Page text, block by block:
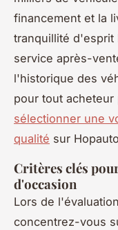
financement et la
tranquillité d'esprit
service après-
l'historique des
pour tout
sélectionner une
qualité sur
Critères clés
d'occasion
Lors de
concentrez-vous